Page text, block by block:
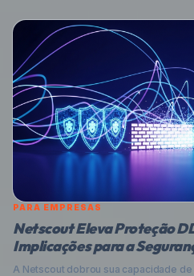
isolamento e executem código
os riscos e como proteger seus
PARA EMPRESAS
Netscout Eleva Proteção
Implicações para a
no Brasil
A Netscout dobrou sua capacidade